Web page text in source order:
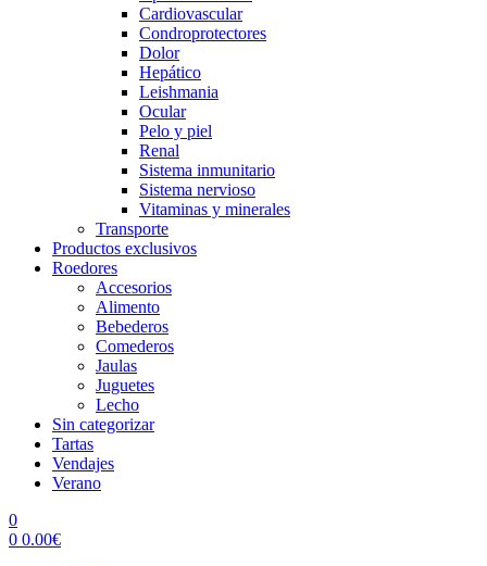
Cardiovascular
Condroprotectores
Dolor
Hepático
Leishmania
Ocular
Pelo y piel
Renal
Sistema inmunitario
Sistema nervioso
Vitaminas y minerales
Transporte
Productos exclusivos
Roedores
Accesorios
Alimento
Bebederos
Comederos
Jaulas
Juguetes
Lecho
Sin categorizar
Tartas
Vendajes
Verano
0
0 0.00€